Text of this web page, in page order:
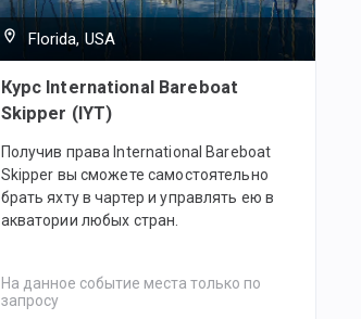
Florida, USA
Курс International Bareboat
Skipper (IYT)
Получив права International Bareboat
Skipper вы сможете самостоятельно
брать яхту в чартер и управлять ею в
акватории любых стран.
На данное событие места только по
запросу